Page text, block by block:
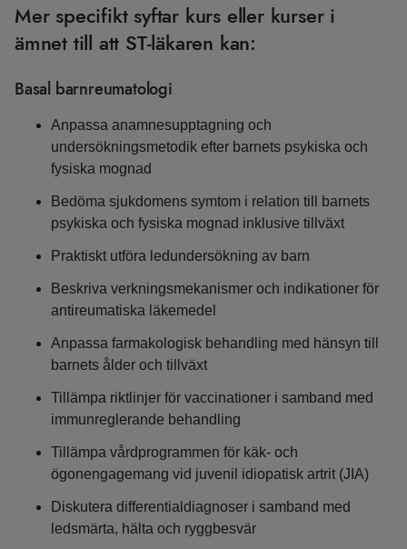
Mer specifikt syftar kurs eller kurser i
ämnet till att ST-läkaren kan:
Basal barnreumatologi
Anpassa anamnesupptagning och
undersökningsmetodik efter barnets psykiska och
fysiska mognad
Bedöma sjukdomens symtom i relation till barnets
psykiska och fysiska mognad inklusive tillväxt
Praktiskt utföra ledundersökning av barn
Beskriva verkningsmekanismer och indikationer för
antireumatiska läkemedel
Anpassa farmakologisk behandling med hänsyn till
barnets ålder och tillväxt
Tillämpa riktlinjer för vaccinationer i samband med
immunreglerande behandling
Tillämpa vårdprogrammen för käk- och
ögonengagemang vid juvenil idiopatisk artrit (JIA)
Diskutera differentialdiagnoser i samband med
ledsmärta, hälta och ryggbesvär